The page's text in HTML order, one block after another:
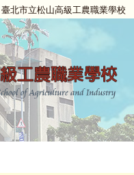
臺北市立松山高級工農職業學校